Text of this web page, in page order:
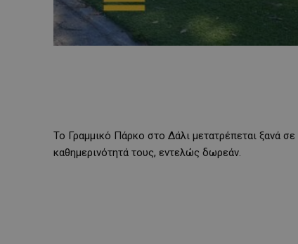
Το Γραμμικό Πάρκο στο Δάλι μετατρέπεται ξανά
καθημερινότητά τους, εντελώς δωρεάν.